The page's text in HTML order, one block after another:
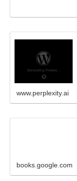
www.perplexity.ai
books.google.com